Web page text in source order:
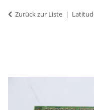
Zurück zur Liste